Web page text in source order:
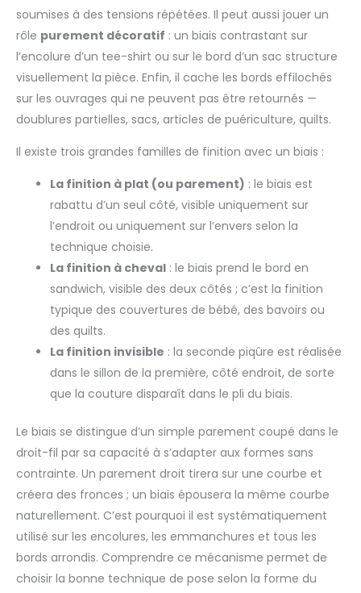
soumises à des tensions répétées. Il peut aussi jouer un
rôle purement décoratif : un biais contrastant sur
l’encolure d’un tee-shirt ou sur le bord d’un sac structure
visuellement la pièce. Enfin, il cache les bords effilochés
sur les ouvrages qui ne peuvent pas être retournés —
doublures partielles, sacs, articles de puériculture, quilts.
Il existe trois grandes familles de finition avec un biais :
La finition à plat (ou parement) : le biais est
rabattu d’un seul côté, visible uniquement sur
l’endroit ou uniquement sur l’envers selon la
technique choisie.
La finition à cheval : le biais prend le bord en
sandwich, visible des deux côtés ; c’est la finition
typique des couvertures de bébé, des bavoirs ou
des quilts.
La finition invisible : la seconde piqûre est réalisée
dans le sillon de la première, côté endroit, de sorte
que la couture disparaît dans le pli du biais.
Le biais se distingue d’un simple parement coupé dans le
droit-fil par sa capacité à s’adapter aux formes sans
contrainte. Un parement droit tirera sur une courbe et
créera des fronces ; un biais épousera la même courbe
naturellement. C’est pourquoi il est systématiquement
utilisé sur les encolures, les emmanchures et tous les
bords arrondis. Comprendre ce mécanisme permet de
choisir la bonne technique de pose selon la forme du